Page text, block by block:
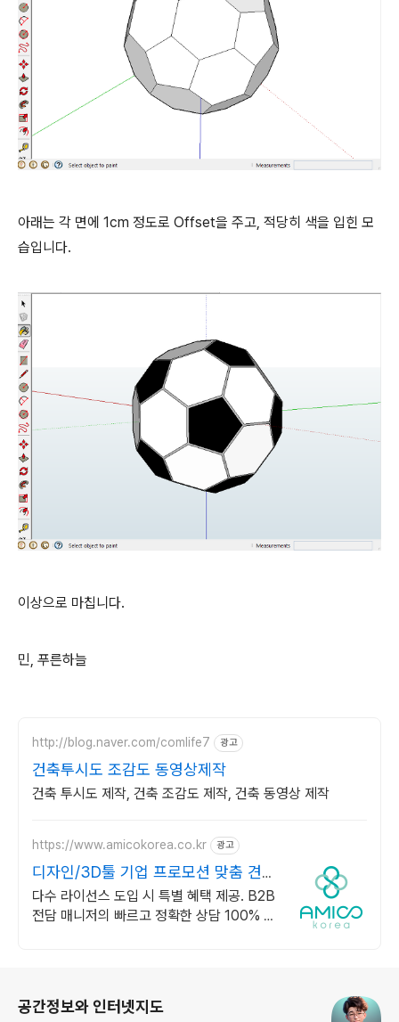
아래는 각 면에 1cm 정도로 Offset을 주고, 적당히 색을 입힌 모
습입니다.
이상으로 마칩니다.
민, 푸른하늘
http://blog.naver.com/comlife7 광고
건축투시도 조감도 동영상제작
건축 투시도 제작, 건축 조감도 제작, 건축 동영상 제작
https://www.amicokorea.co.kr 광고
디자인/3D툴 기업 프로모션 맞춤 견적
무료 상담
다수 라이선스 도입 시 특별 혜택 제공. B2B
전담 매니저의 빠르고 정확한 상담 100% 정
공간정보와 인터넷지도